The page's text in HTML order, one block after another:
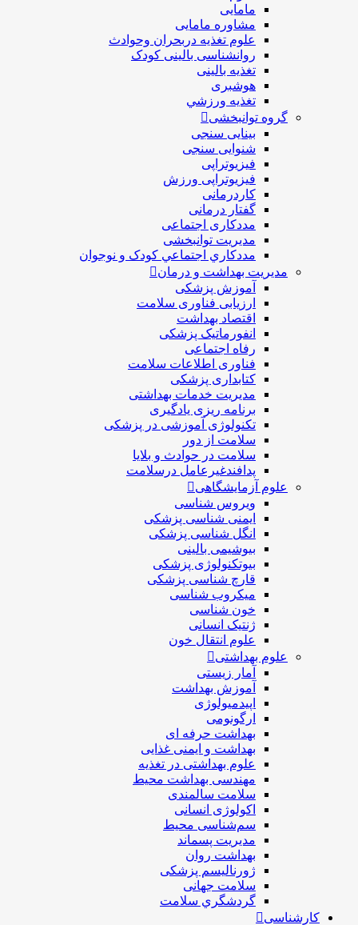
مامایی
مشاوره مامایی
علوم تغذیه دربحران وحوادث
روانشناسی بالینی کودک
تغذیه بالینی
هوشبری
تغذيه ورزشي
گروه توانبخشی
بینایی سنجی
شنوایی سنجی
فیزیوتراپی
فیزیوتراپی ورزش
کاردرمانی
گفتار درمانی
مددکاری اجتماعی
مديريت توانبخشی
مددکاري اجتماعي کودک و نوجوان
مدیریت بهداشت و درمان
آموزش پزشکی
ارزیابی فناوری سلامت
اقتصاد بهداشت
انفورماتیک پزشکی
رفاه اجتماعی
فناوری اطلاعات سلامت
کتابداری پزشکی
مديريت خدمات بهداشتی
برنامه ریزی یادگیری
تکنولوژی آموزشی در پزشکی
سلامت از دور
سلامت در حوادث و بلایا
پدافندغیرعامل درسلامت
علوم آزمایشگاهی
ویروس شناسی
ایمنی شناسی پزشكی
انگل شناسی پزشکی
بیوشیمی بالینی
بیوتکنولوژی پزشکی
قارچ شناسی پزشکی
ميكروب شناسی
خون شناسی
ژنتیک انسانی
علوم انتقال خون
علوم بهداشتی
آمار زیستی
آموزش بهداشت
اپیدمیولوژی
ارگونومی
بهداشت حرفه ای
بهداشت و ایمنی غذایی
علوم بهداشتی در تغذیه
مهندسی بهداشت محيط
سلامت سالمندی
اکولوژی انسانی
سم‌شناسی محیط
مدیریت پسماند
بهداشت روان
ژورنالیسم پزشکی
سلامت جهانی
گردشگري سلامت
کارشناسی